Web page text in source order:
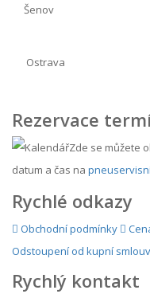
Šenov
Ostrava
Rezervace
Zde se můžete
datum a čas na
Rychlé odkazy
Obchodní podmínky
Odstoupení od kupní
Rychlý kontakt